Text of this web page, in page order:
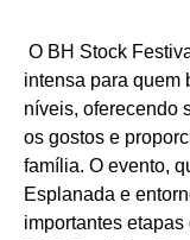
O BH Stock
intensa para quem
níveis, oferecendo
os gostos e
família. O evento,
Esplanada e
importantes